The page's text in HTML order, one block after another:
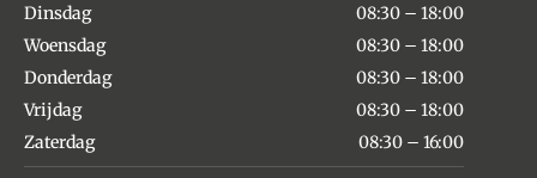
Dinsdag
08:30 – 18:00
Woensdag
08:30 – 18:00
Donderdag
08:30 – 18:00
Vrijdag
08:30 – 18:00
Zaterdag
08:30 – 16:00